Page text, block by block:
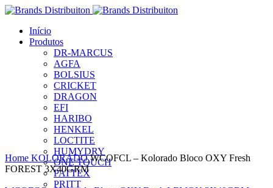
Início
Produtos
DR-MARCUS
AGFA
BOLSIUS
CRICKET
DRAGON
EFI
HARIBO
HENKEL
LOCTITE
HUMYDRY
ONE TOUCH
PATTEX
PRITT
Clique para ampliar
Home KOLORADOWCOFCL – Kolorado Bloco OXY Fresh
FOREST 3X40GRM